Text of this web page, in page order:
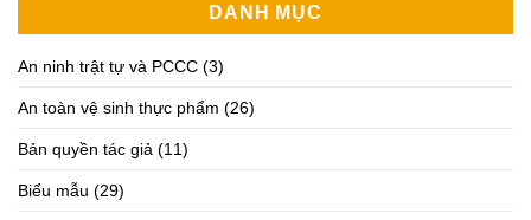
DANH MỤC
An ninh trật tự và PCCC (3)
An toàn vệ sinh thực phẩm (26)
Bản quyền tác giả (11)
Biểu mẫu (29)